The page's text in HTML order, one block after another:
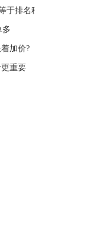
于排名稳定
多
加价?
重要